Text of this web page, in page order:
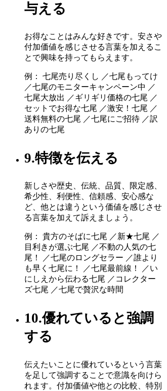
与える
お得なことはみんな好きです。安さや
付加価値を感じさせる言葉を加えるこ
とで興味を持ってもらえます。
例： 七尾売り尽くし ／七尾もってけ
／七尾のモニターキャンペーン中 ／
七尾大放出 ／ギリギリ価格の七尾 ／
セットでお得な七尾 ／激安！七尾 ／
送料無料の七尾 ／七尾にご招待 ／訳
ありの七尾
9.特徴を伝える
新しさや歴史、伝統、品質、限定感、
希少性、利便性、信頼感、安心感な
ど、他とは違うという価値を感じさせ
る言葉を加えて訴えましょう。
例： 貴方のそばに七尾 ／新★七尾 ／
目利きが選ぶ七尾 ／不動の人気の七
尾！ ／七尾のロングセラー ／誰より
も早く七尾に！ ／七尾最前線！ ／い
にしえから伝わる七尾 ／コレクター
ズ七尾 ／七尾で贅沢な時間
10.優れていると強調
する
伝えたいことに優れているという言葉
を足して強調することで意識を向けら
れます。付加価値や他との比較、特別